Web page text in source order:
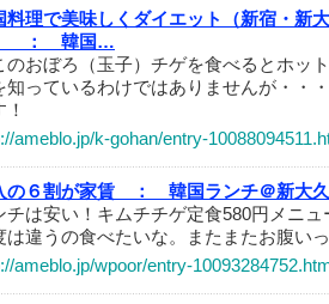
料理で美味しくダイエット（新宿・新
：
韓国…
のおぼろ（玉子）チゲを食べるとホッ
知っているわけではありませんが・・
ameblo.jp/k-gohan/entry-
の６割が家賃 ：
韓国ランチ＠新大
チは安い！キムチチゲ定食580円メニ
は違うの食べたいな。またまたお腹い
ameblo.jp/wpoor/entry-